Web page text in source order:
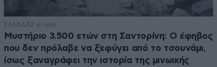
ΕΛΛΑΔΑ2 ω. πριν
Μυστήριο 3.500 ετών στη Σαντορίνη: Ο έφηβος
που δεν πρόλαβε να ξεφύγει από το τσουνάμι,
ίσως ξαναγράφει την ιστορία της μινωικής